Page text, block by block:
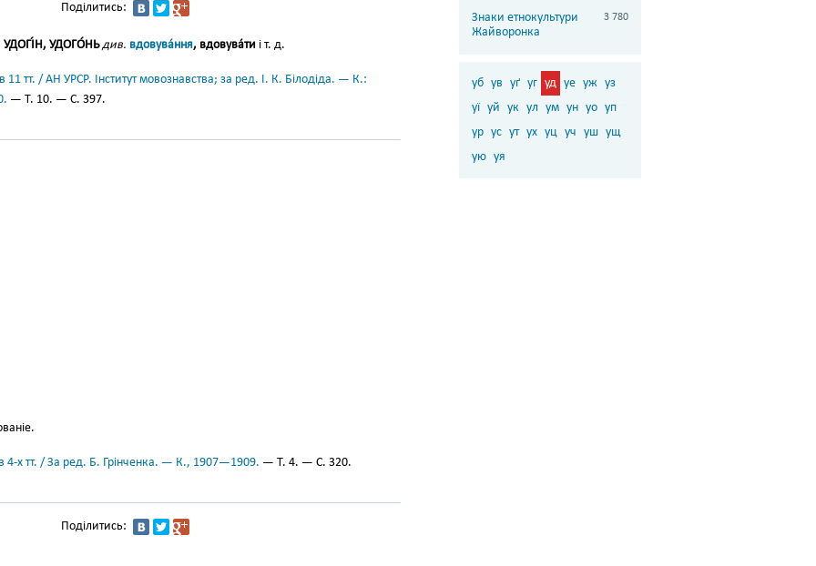
Поділитись:
УДОГО́НЬ див. вдовува́ння, вдовува́ти і т. д.
11 тт. / АН УРСР. Інститут мовознавства; за ред. І. К. Білодіда. — К.:
— Т. 10. — С. 397.
4-х тт. / За ред. Б. Грінченка. — К., 1907—1909. — Т. 4. — С. 320.
Поділитись:
Знаки етнокультури
Жайворонка
3 780
уб ув уґ уг уд уе уж уз
уї уй ук ул ум ун уо уп
ур ус ут ух уц уч уш ущ
ую уя